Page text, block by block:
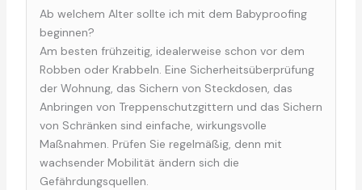
Ab welchem Alter sollte ich mit dem Babyproofing
beginnen?
Am besten frühzeitig, idealerweise schon vor dem
Robben oder Krabbeln. Eine Sicherheitsüberprüfung
der Wohnung, das Sichern von Steckdosen, das
Anbringen von Treppenschutzgittern und das Sichern
von Schränken sind einfache, wirkungsvolle
Maßnahmen. Prüfen Sie regelmäßig, denn mit
wachsender Mobilität ändern sich die
Gefährdungsquellen.